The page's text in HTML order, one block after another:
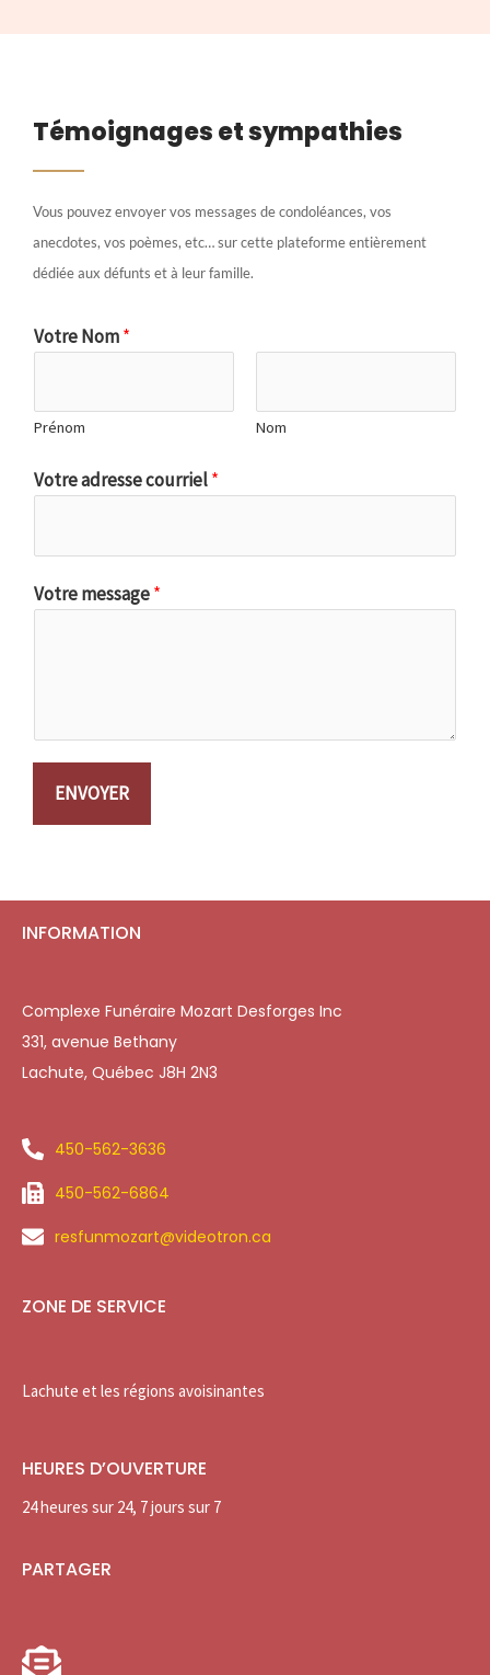
Témoignages et sympathies
Vous pouvez envoyer vos messages de condoléances, vos
anecdotes, vos poèmes, etc… sur cette plateforme entièrement
dédiée aux défunts et à leur famille.
Votre Nom*
Prénom Nom
Votre adresse courriel*
Votre message*
ENVOYER
INFORMATION
Complexe Funéraire Mozart Desforges Inc
331, avenue Bethany
Lachute, Québec J8H 2N3
450-562-3636
450-562-6864
resfunmozart@videotron.ca
ZONE DE SERVICE
Lachute et les régions avoisinantes
HEURES D’OUVERTURE
24 heures sur 24, 7 jours sur 7
PARTAGER